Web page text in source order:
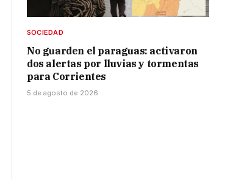
SOCIEDAD
No guarden el paraguas: activaron
dos alertas por lluvias y tormentas
para Corrientes
5 de agosto de 2026